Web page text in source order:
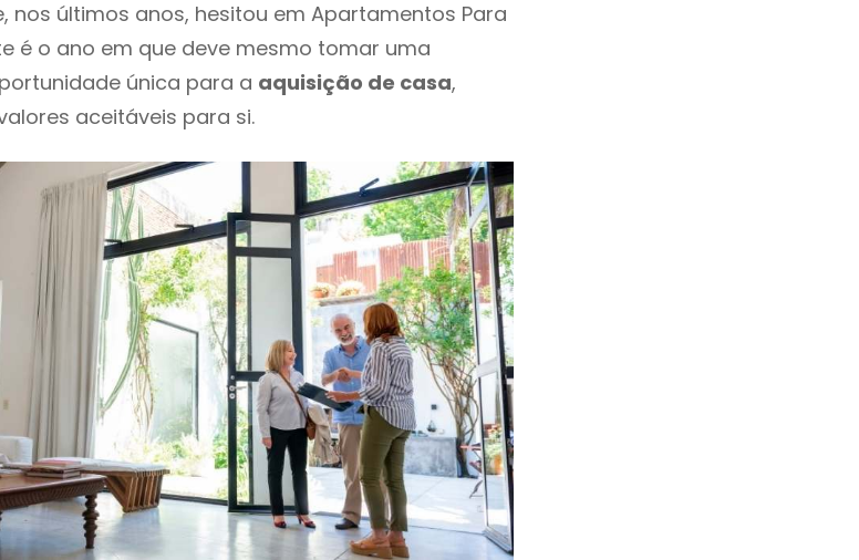
nos últimos anos, hesitou em Apartamentos Para
é o ano em que deve mesmo tomar uma
única para a aquisição de casa,
aceitáveis para si.